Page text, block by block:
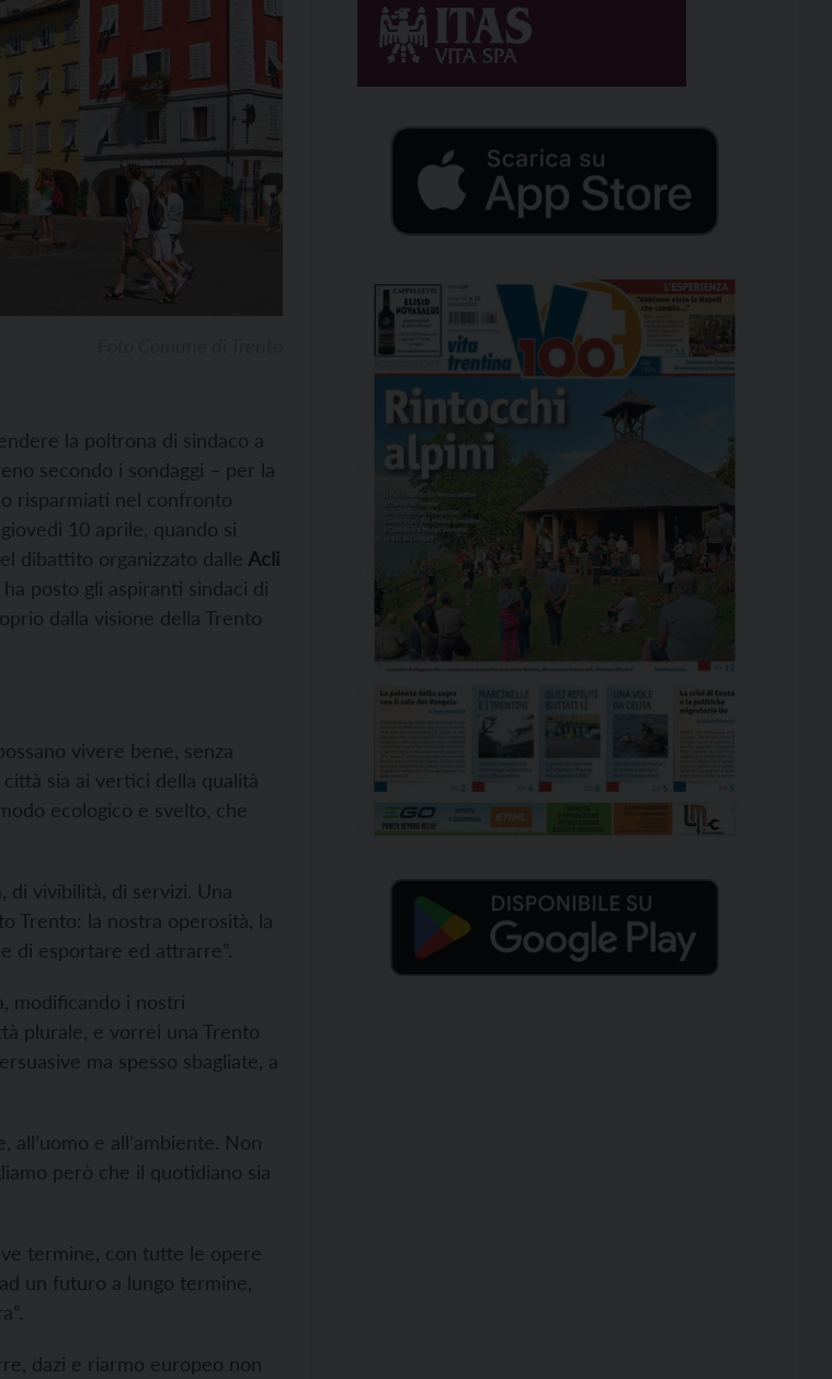
la poltrona di sindaco a
secondo i sondaggi – per la
risparmiati nel confronto
10 aprile, quando si
dibattito organizzato dalle Acli
posto gli aspiranti sindaci di
dalla visione della Trento
vivere bene, senza
sia ai vertici della qualità
ecologico e svelto, che
di vivibilità, di servizi. Una
Trento: la nostra operosità, la
di esportare ed attrarre”.
modificando i nostri
plurale, e vorrei una Trento
ma spesso sbagliate, a
e all’ambiente. Non
però che il quotidiano sia
termine, con tutte le opere
un futuro a lungo termine,
dazi e riarmo europeo non